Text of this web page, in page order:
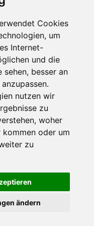
Cookies
um
Internet-
und die
sehen, besser an
nutzen wir
zu
woher
kommen oder um
zu
ändern
Rückgabe
innerhalb von 90 Tagen
Baum! Mehr lesen